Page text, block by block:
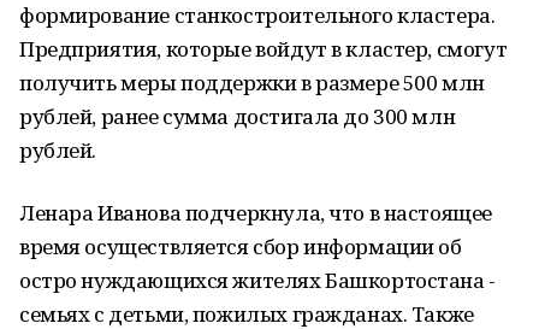
формирование станкостроительного кластера.
Предприятия, которые войдут в кластер, смогут
получить меры поддержки в размере 500 млн
рублей, ранее сумма достигала до 300 млн
рублей.
Ленара Иванова подчеркнула, что в настоящее
время осуществляется сбор информации об
остро нуждающихся жителях Башкортостана -
семьях с детьми, пожилых гражданах. Также